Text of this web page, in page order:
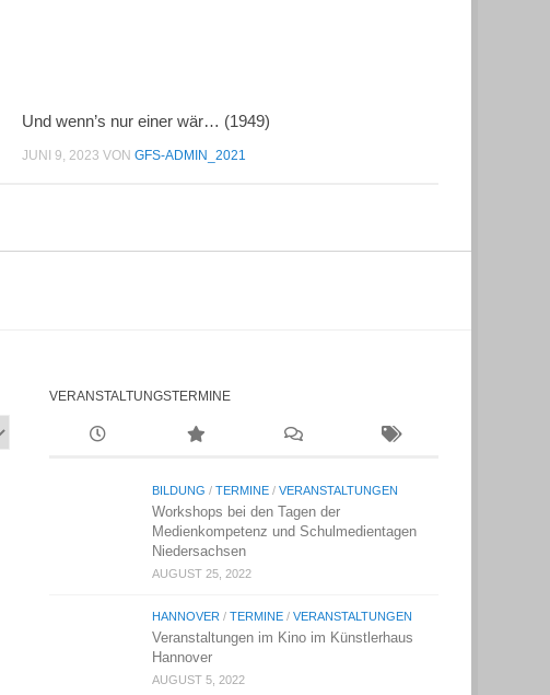
Und wenn’s nur einer wär… (1949)
JUNI 9, 2023 VONGFS-ADMIN_2021
VERANSTALTUNGSTERMINE
BILDUNG /TERMINE /VERANSTALTUNGEN
Workshops bei den Tagen der
Medienkompetenz und Schulmedientagen
Niedersachsen
AUGUST 25, 2022
HANNOVER /TERMINE /VERANSTALTUNGEN
Veranstaltungen im Kino im Künstlerhaus
Hannover
AUGUST 5, 2022